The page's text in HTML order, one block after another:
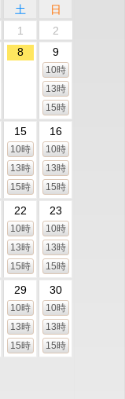
土
日
1
2
8 9
10時
13時
15時
15
10時
13時
15時
16
10時
13時
15時
22
10時
13時
15時
23
10時
13時
15時
29
10時
13時
15時
30
10時
13時
15時